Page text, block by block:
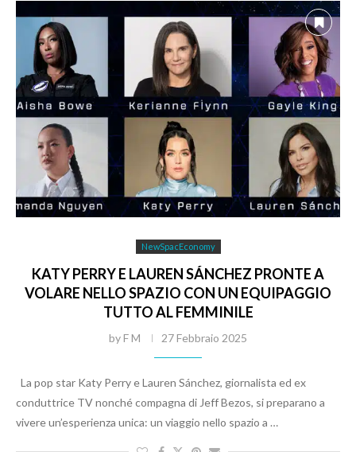
NewSpacEconomy
KATY PERRY E LAUREN SÁNCHEZ PRONTE A
VOLARE NELLO SPAZIO CON UN EQUIPAGGIO
TUTTO AL FEMMINILE
byF M 27 Febbraio 2025
La pop star Katy Perry e Lauren Sánchez, giornalista ed ex
conduttrice TV nonché compagna di Jeff Bezos, si preparano a
vivere un’esperienza unica: un viaggio nello spazio a …